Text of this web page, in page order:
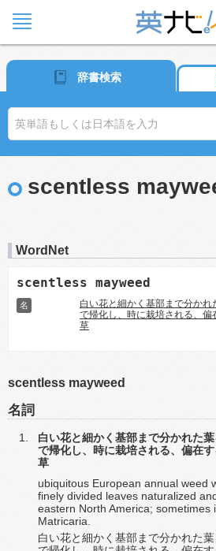
辞書検索
scentless
WordNet
scentless mayweed
名
白い花と細かく基部まで分か
で帰化し、時に栽培される、
草
scentless mayweed
名詞
白い花と細かく基部まで分かれた
で帰化し、時に栽培される、偏在
草
ubiquitous European annual weed
finely divided leaves naturalized
eastern North America; sometimes
Matricaria.
白い花と細かく基部まで分かれた